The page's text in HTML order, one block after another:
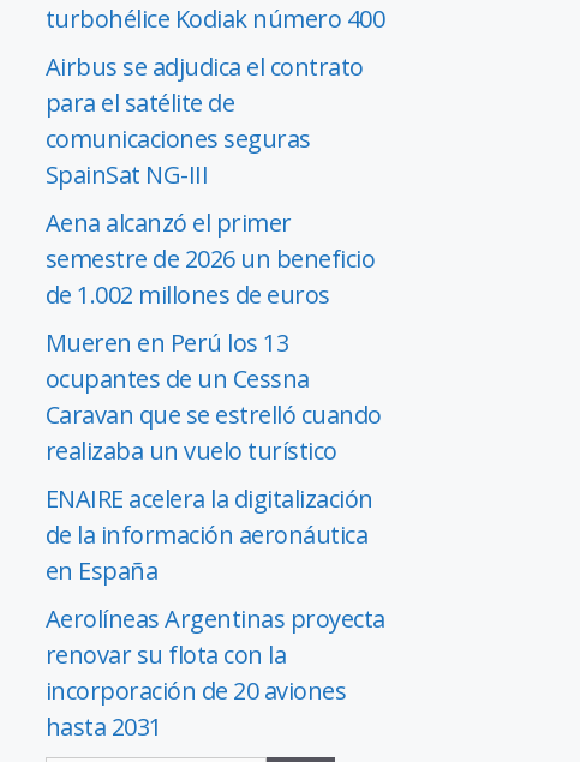
turbohélice Kodiak número 400
Airbus se adjudica el contrato
para el satélite de
comunicaciones seguras
SpainSat NG-III
Aena alcanzó el primer
semestre de 2026 un beneficio
de 1.002 millones de euros
Mueren en Perú los 13
ocupantes de un Cessna
Caravan que se estrelló cuando
realizaba un vuelo turístico
ENAIRE acelera la digitalización
de la información aeronáutica
en España
Aerolíneas Argentinas proyecta
renovar su flota con la
incorporación de 20 aviones
hasta 2031